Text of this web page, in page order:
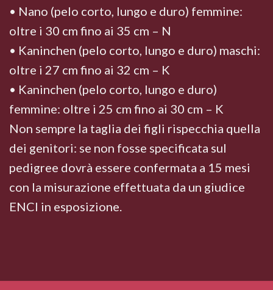
• Nano (pelo corto, lungo e duro) femmine:
oltre i 30 cm fino ai 35 cm – N
• Kaninchen (pelo corto, lungo e duro) maschi:
oltre i 27 cm fino ai 32 cm – K
• Kaninchen (pelo corto, lungo e duro)
femmine: oltre i 25 cm fino ai 30 cm – K
Non sempre la taglia dei figli rispecchia quella
dei genitori: se non fosse specificata sul
pedigree dovrà essere confermata a 15 mesi
con la misurazione effettuata da un giudice
ENCI in esposizione.